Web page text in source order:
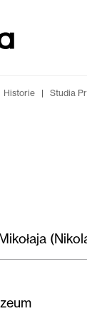
Historie | Studia